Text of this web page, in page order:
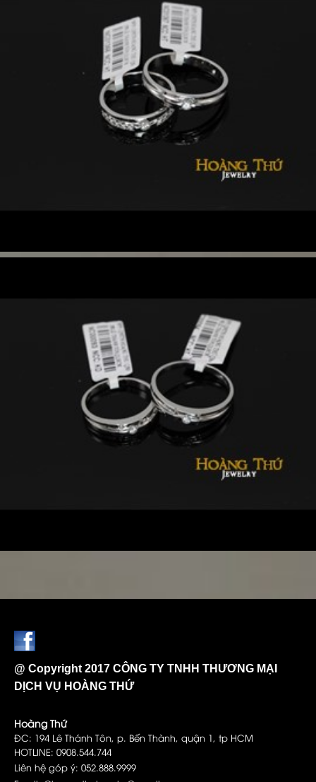
@ Copyright 2017 CÔNG TY TNHH THƯƠNG MẠI
DỊCH VỤ HOÀNG THỨ
Hoàng Thứ
ĐC: 194 Lê Thánh Tôn, p. Bến Thành, quận 1, tp HCM
HOTLINE: 0908.544.744
Liên hệ góp ý: 052.888.9999